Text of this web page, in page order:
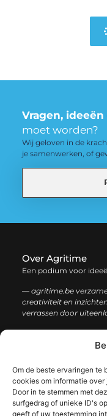
Om de beste ervaringen te
cookies om informatie
Door in te stemmen met
surfgedrag of unieke ID's
geeft of uw toestemming
Vragen,
moet worden?
Wij geloven in de
je samenwerken, of
Over Agritime
Een podium voor
— agritime.be
creativiteit en
verrassen door
Bericht